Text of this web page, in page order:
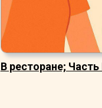
В ресторане; Часть